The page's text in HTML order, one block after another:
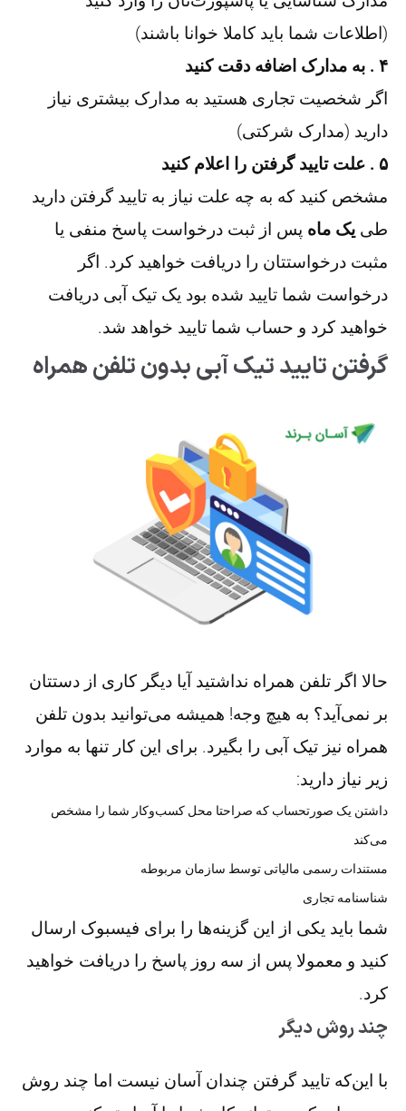
(اطلاعات شما باید کاملا خوانا باشند)
۴ . به مدارک اضافه دقت کنید
اگر شخصیت تجاری هستید به مدارک بیشتری نیاز
دارید (مدارک شرکتی)
۵ . علت تایید گرفتن را اعلام کنید
مشخص کنید که به چه علت نیاز به تایید گرفتن دارید
طی یک ماه پس از ثبت درخواست پاسخ منفی یا
مثبت درخواستتان را دریافت خواهید کرد. اگر
درخواست شما تایید شده بود یک تیک آبی دریافت
خواهید کرد و حساب شما تایید خواهد شد.
گرفتن تایید تیک آبی بدون تلفن همراه
حالا اگر تلفن همراه نداشتید آیا دیگر کاری از دستتان
بر نمی‌آید؟ به هیچ وجه! همیشه می‌توانید بدون تلفن
همراه نیز تیک آبی را بگیرد. برای این کار تنها به موارد
زیر نیاز دارید:
داشتن یک صورتحساب که صراحتا محل کسب‌وکار شما را مشخص
می‌کند
مستندات رسمی مالیاتی توسط سازمان مربوطه
شناسنامه تجاری
شما باید یکی از این گزینه‌ها را برای فیسبوک ارسال
کنید و معمولا پس از سه روز پاسخ را دریافت خواهید
کرد.
چند روش دیگر
با این‌که تایید گرفتن چندان آسان نیست اما چند روش